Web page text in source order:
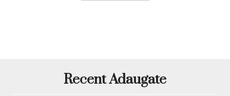
paleta sa variata de culori si texturi. De la tonuri
clasice si sofisticate, la culori indraznete si
Recent Adaugate